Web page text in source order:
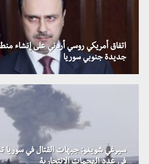
اتفاق أمريكي روسي أردني على إنشاء
جديدة جنوبي سوريا
سيرغي شويغو: جبهات القتال في سوريا
الجندرمة التركية تقتل ثلاثة سوريين